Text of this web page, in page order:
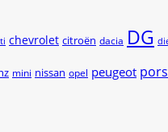
chevrolet citroën dacia DG
mini nissan opel peugeot